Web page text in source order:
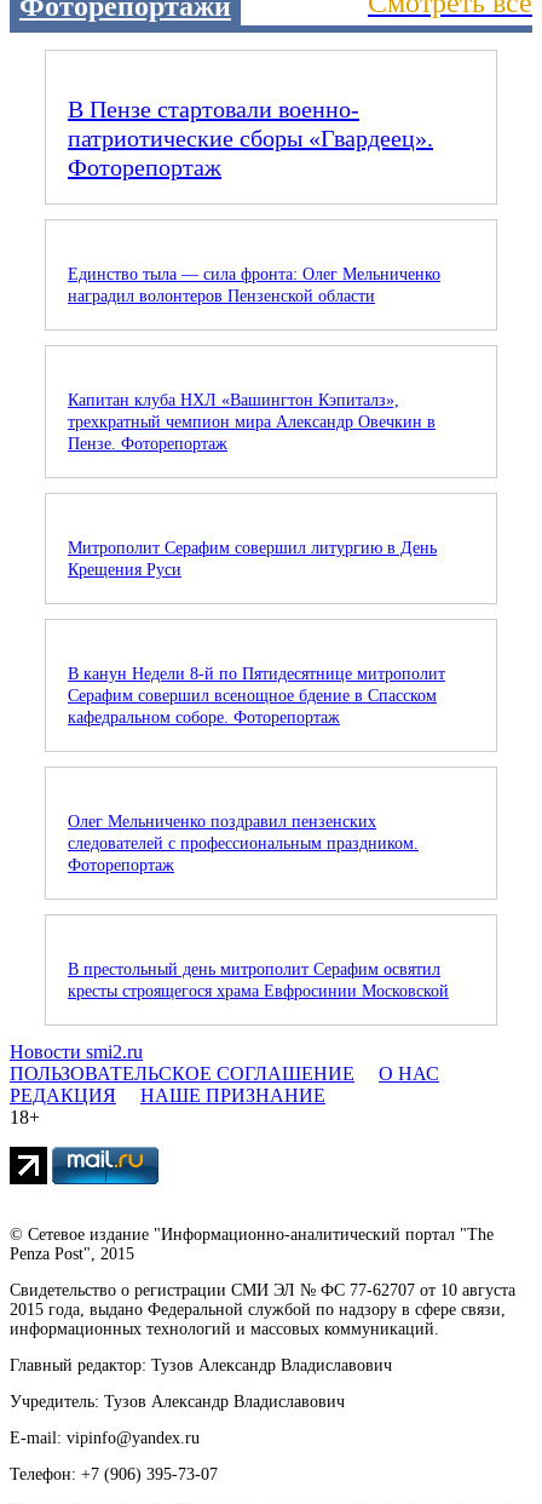
В Пензе стартовали военно-
патриотические сборы «Гвардеец».
Фоторепортаж
Единство тыла — сила фронта: Олег Мельниченко
наградил волонтеров Пензенской области
Капитан клуба НХЛ «Вашингтон Кэпиталз»,
трехкратный чемпион мира Александр Овечкин в
Пензе. Фоторепортаж
Митрополит Серафим совершил литургию в День
Крещения Руси
В канун Недели 8-й по Пятидесятнице митрополит
Серафим совершил всенощное бдение в Спасском
кафедральном соборе. Фоторепортаж
Олег Мельниченко поздравил пензенских
следователей с профессиональным праздником.
Фоторепортаж
В престольный день митрополит Серафим освятил
кресты строящегося храма Евфросинии Московской
Новости smi2.ru
ПОЛЬЗОВАТЕЛЬСКОЕ СОГЛАШЕНИЕ
О НАС
РЕДАКЦИЯ
НАШЕ ПРИЗНАНИЕ
18+
© Сетевое издание "Информационно-аналитический портал "The
Penza Post", 2015
Свидетельство о регистрации СМИ ЭЛ № ФС 77-62707 от 10 августа
2015 года, выдано Федеральной службой по надзору в сфере связи,
информационных технологий и массовых коммуникаций.
Главный редактор: Тузов Александр Владиславович
Учредитель: Тузов Александр Владиславович
E-mail: vipinfo@yandex.ru
Телефон: +7 (906) 395-73-07